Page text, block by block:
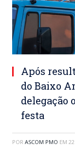
Após
do Baixo
delegação
festa
POR ASCOM PMO EM